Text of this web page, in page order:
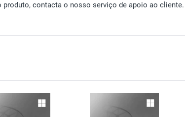
produto, contacta o nosso serviço de apoio ao cliente.